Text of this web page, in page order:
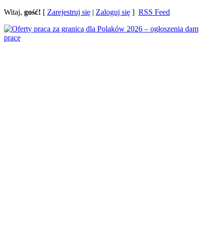
Witaj, gość! [ Zarejestruj się | Zaloguj się ] RSS Feed